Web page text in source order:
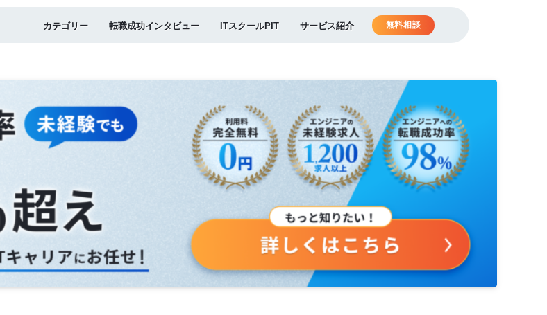
カテゴリー 転職成功インタビュー ITスクールPIT サービス紹介 無料相談